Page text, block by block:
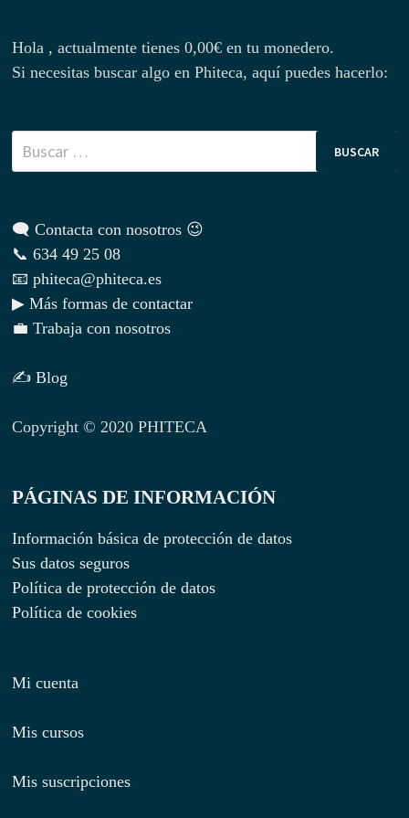
Hola , actualmente tienes0,00€ en tu monedero.
Si necesitas buscar algo en Phiteca, aquí puedes hacerlo:
Buscar:
🗨 Contacta con nosotros 😉
📞 634 49 25 08
📧 phiteca@phiteca.es
▶ Más formas de contactar
💼 Trabaja con nosotros
✍ Blog
Copyright © 2020 PHITECA
PÁGINAS DE INFORMACIÓN
Información básica de protección de datos
Sus datos seguros
Política de protección de datos
Política de cookies
Mi cuenta
Mis cursos
Mis suscripciones